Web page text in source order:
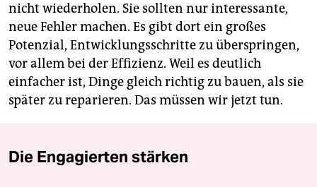
nicht wiederholen. Sie sollten nur interessante,
neue Fehler machen. Es gibt dort ein großes
Potenzial, Entwicklungsschritte zu überspringen,
vor allem bei der Effizienz. Weil es deutlich
einfacher ist, Dinge gleich richtig zu bauen, als sie
später zu reparieren. Das müssen wir jetzt tun.
Die Engagierten stärken